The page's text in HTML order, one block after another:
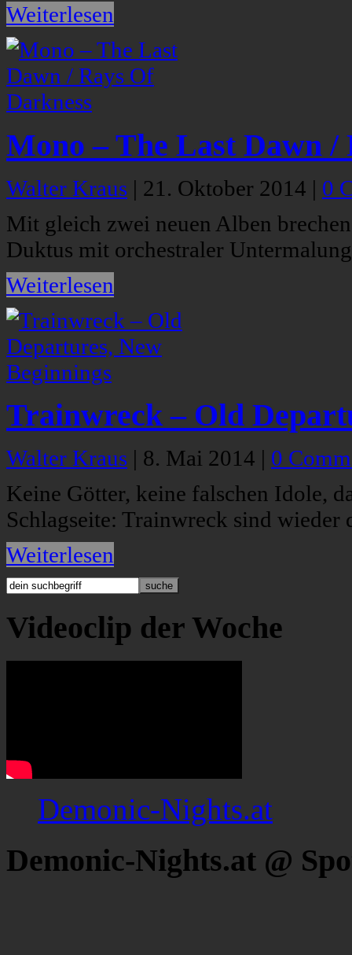
Weiterlesen
Mono – The Last Dawn /
Walter Kraus | 21. Oktober 2014 | 0
Mit gleich zwei neuen Alben
Duktus mit orchestraler
Weiterlesen
Trainwreck – Old
Walter Kraus | 8. Mai 2014 | 0
Keine Götter, keine falschen Idole,
Schlagseite: Trainwreck sind wieder
Weiterlesen
Videoclip der Woche
Demonic-Nights.at
Demonic-Nights.at @